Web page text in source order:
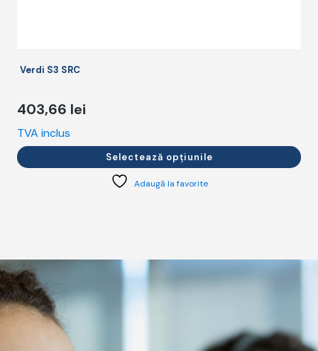
Verdi S3 SRC
403,66 lei
TVA inclus
Selectează opțiunile
Adaugă la favorite